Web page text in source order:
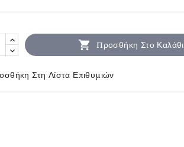
 Προσθήκη Στο Καλάθι
Στη Λίστα Επιθυμιών